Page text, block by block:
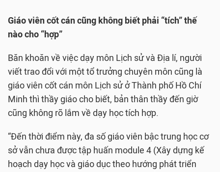
Giáo viên cốt cán cũng không biết phải “tích” thế
nào cho “hợp”
Băn khoăn về việc dạy môn Lịch sử và Địa lí, người
viết trao đổi với một tổ trưởng chuyên môn cũng là
giáo viên cốt cán môn Lịch sử ở Thành phố Hồ Chí
Minh thì thầy giáo cho biết, bản thân thầy đến giờ
cũng không rõ lắm về dạy học tích hợp.
“Đến thời điểm này, đa số giáo viên bậc trung học cơ
sở vẫn chưa được tập huấn module 4 (Xây dựng kế
hoạch dạy học và giáo dục theo hướng phát triển